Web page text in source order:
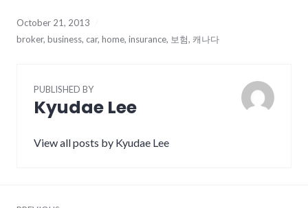
October 21, 2013
broker, business, car, home, insurance, 보험, 캐나다
PUBLISHED BY
Kyudae Lee
View all posts by Kyudae Lee